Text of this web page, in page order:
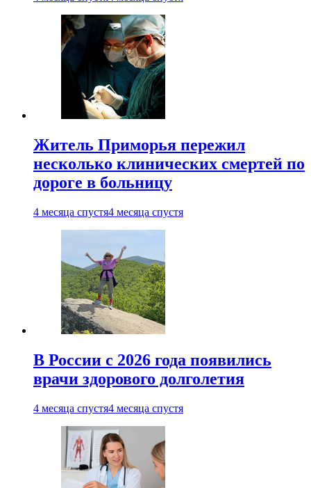
Житель Приморья пережил
несколько клинических смертей по
дороге в больницу
4 месяца спустя4 месяца спустя
В России с 2026 года появились
врачи здорового долголетия
4 месяца спустя4 месяца спустя